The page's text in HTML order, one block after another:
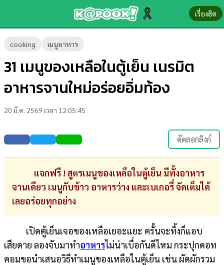
เรื่องฮิต
cooking เมนูอาหาร
31 เมนูของเหลือในตู้เย็น เนรมิต
อาหารจานใหม่อร่อยอิ่มท้อง
20 มี.ค. 2569 เวลา 12:05:45
คัดลอกลิงก์
แจกฟรี ! สูตรเมนูของเหลือในตู้เย็น มีทั้งอาหาร
จานเดียว เมนูกับข้าว อาหารว่าง และเบเกอรี่ จัดเต็มได้
เลยอร่อยทุกอย่าง
เปิดตู้เย็นเจอของเหลือเยอะแยะ ครั้นจะทิ้งก็แอบ
เสียดาย ลองจับมาทำอาหารไม่น่าเบื่อกันดีไหม กระปุกดอท
คอมขอนำเสนอวิธีทำเมนูของเหลือในตู้เย็น เช่น ผัดผักรวม
ข่าว-
ความ
รู้
บันเทิง
ตรวจ
ผล
บอล
สด
การ
เงิน